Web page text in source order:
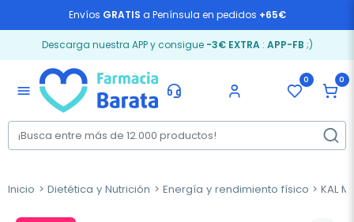
Envíos GRATIS a Península en pedidos +65€
Descarga nuestra APP y consigue -3€ EXTRA: APP-FB ;)
menu
0 0
Inicio Dietética y Nutrición Energía y rendimiento físico KAL